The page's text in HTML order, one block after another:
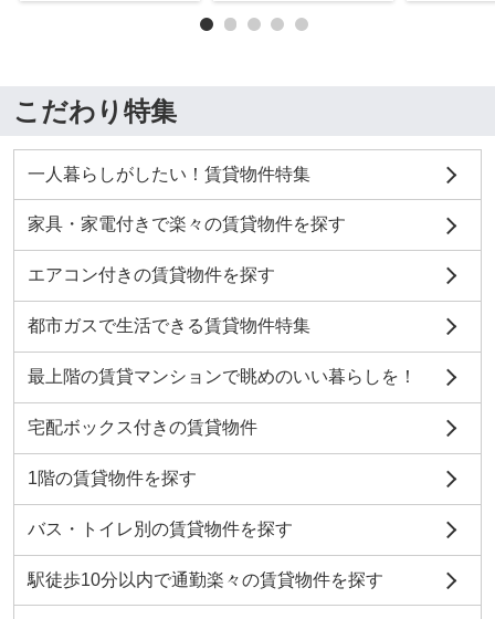
こだわり特集
一人暮らしがしたい！賃貸物件特集
家具・家電付きで楽々の賃貸物件を探す
エアコン付きの賃貸物件を探す
都市ガスで生活できる賃貸物件特集
最上階の賃貸マンションで眺めのいい暮らしを！
宅配ボックス付きの賃貸物件
1階の賃貸物件を探す
バス・トイレ別の賃貸物件を探す
駅徒歩10分以内で通勤楽々の賃貸物件を探す